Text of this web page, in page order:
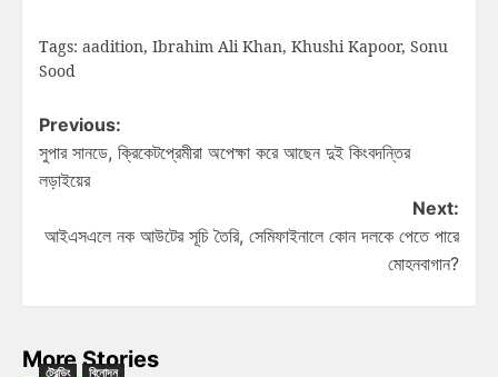
Tags: aadition, Ibrahim Ali Khan, Khushi Kapoor, Sonu
Sood
Previous:
সুপার সানডে, ক্রিকেটপ্রেমীরা অপেক্ষা করে আছেন দুই কিংবদন্তির
লড়াইয়ের
Next:
আইএসএলে নক আউটের সূচি তৈরি, সেমিফাইনালে কোন দলকে পেতে পারে
মোহনবাগান?
More Stories
ট্রেন্ডিং বিনোদন